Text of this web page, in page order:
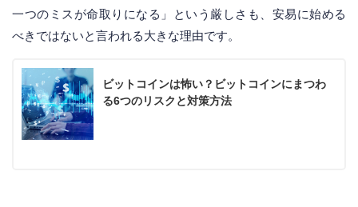
一つのミスが命取りになる」という厳しさも、安易に始める
べきではないと言われる大きな理由です。
ビットコインは怖い？ビットコインにまつわ
る6つのリスクと対策方法